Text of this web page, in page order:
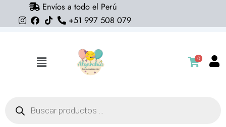
Envíos a todo el Perú
+51 997 508 079
Flyout
0
productos